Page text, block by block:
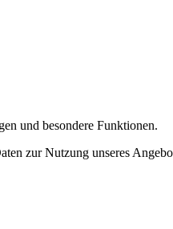
und besondere Funktionen.
zur Nutzung unseres